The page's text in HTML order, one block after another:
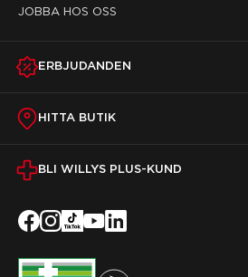
JOBBA HOS OSS
ERBJUDANDEN
HITTA BUTIK
BLI WILLYS PLUS-KUND